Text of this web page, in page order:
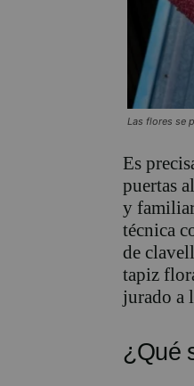
Las flores se
Es
puertas
y
técnica
de
tapiz
jurado a
¿Qué